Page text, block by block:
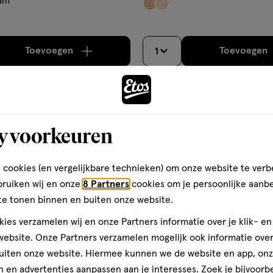
Toevoegenverhoog aantal met één, Bijna uitverkocht!Er
1 Toevoegen
voorkeuren
cookies (en vergelijkbare technieken) om onze website te
wij en onze 8 Partners cookies om je persoonlijke
tonen binnen en buiten onze website.
verzamelen wij en onze Partners informatie over je klik-
Onze Partners verzamelen mogelijk ook informatie
onze website. Hiermee kunnen we de website en app,
en advertenties aanpassen aan je interesses. Zoek je